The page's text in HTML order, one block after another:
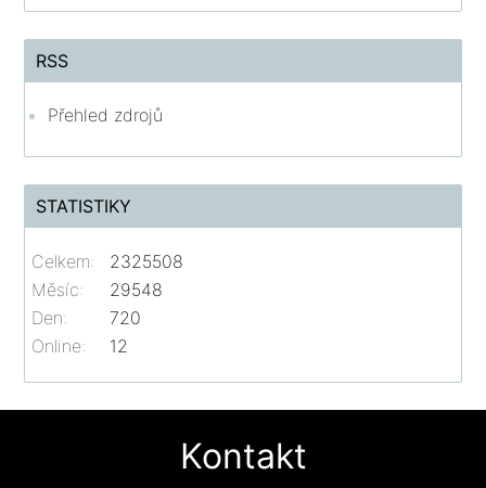
RSS
Přehled zdrojů
STATISTIKY
Online: 12
Celkem:
2325508
Měsíc:
29548
Den:
720
Kontakt